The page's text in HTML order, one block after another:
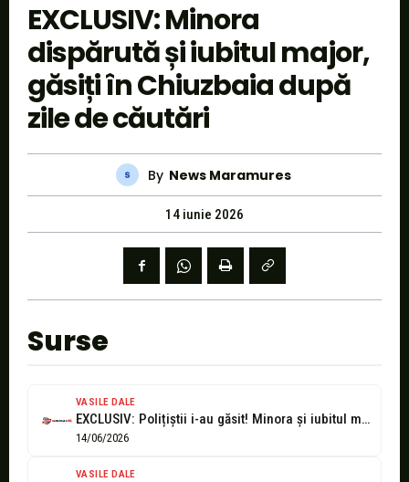
EXCLUSIV: Minora
dispărută și iubitul major,
găsiți în Chiuzbaia după
zile de căutări
By News Maramures
14 iunie 2026
Surse
VASILE DALE
EXCLUSIV: Polițiștii i-au găsit! Minora și iubitul major dispăruți acum 5 zile...
14/06/2026
VASILE DALE